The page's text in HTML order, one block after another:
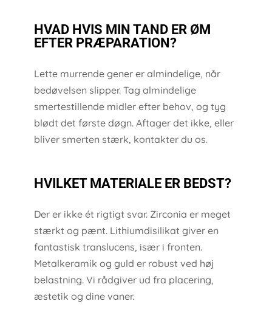
HVAD HVIS MIN TAND ER ØM
EFTER PRÆPARATION?
Lette murrende gener er almindelige, når
bedøvelsen slipper. Tag almindelige
smertestillende midler efter behov, og tyg
blødt det første døgn. Aftager det ikke, eller
bliver smerten stærk, kontakter du os.
HVILKET MATERIALE ER BEDST?
Der er ikke ét rigtigt svar. Zirconia er meget
stærkt og pænt. Lithiumdisilikat giver en
fantastisk translucens, især i fronten.
Metalkeramik og guld er robust ved høj
belastning. Vi rådgiver ud fra placering,
æstetik og dine vaner.